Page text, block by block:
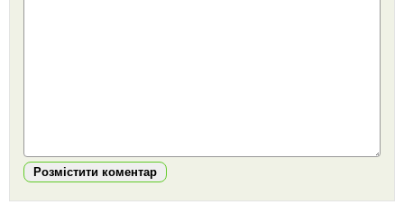
Розмістити коментар